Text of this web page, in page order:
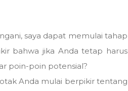
saya dapat memulai tahap
bahwa jika Anda tetap harus
poin-poin potensial?
Anda mulai berpikir tentang